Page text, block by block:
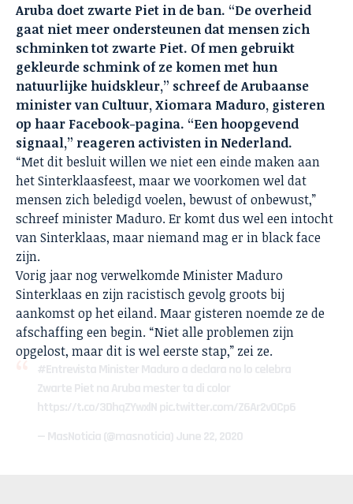
Aruba doet zwarte Piet in de ban. “De overheid
gaat niet meer ondersteunen dat mensen zich
schminken tot zwarte Piet. Of men gebruikt
gekleurde schmink of ze komen met hun
natuurlijke huidskleur,” schreef de Arubaanse
minister van Cultuur, Xiomara Maduro, gisteren
op haar Facebook-pagina. “Een hoopgevend
signaal,” reageren activisten in Nederland.
“Met dit besluit willen we niet een einde maken aan
het Sinterklaasfeest, maar we voorkomen wel dat
mensen zich beledigd voelen, bewust of onbewust,”
schreef minister Maduro. Er komt dus wel een intocht
van Sinterklaas, maar niemand mag er in black face
zijn.
Vorig jaar nog verwelkomde Minister Maduro
Sinterklaas en zijn racistisch gevolg groots bij
aankomst op het eiland. Maar gisteren noemde ze de
afschaffing een begin. “Niet alle problemen zijn
opgelost, maar dit is wel eerste stap,” zei ze.
#EntrevistaMinister Maduro a declara no lo celebra
Zwarte Piet na Aruba mester ta di color
https://t.co/3DhqZYwxlNpic.twitter.com/Z6Ar2v0Cp6
— MasNoticia (@masnoticia)June 22, 2020